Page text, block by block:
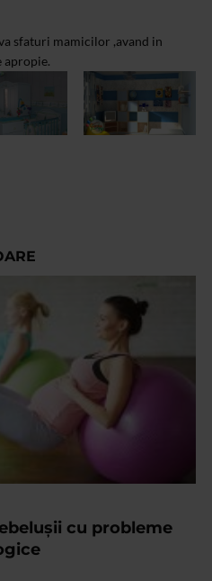
sfaturi mamicilor ,avand in
apropie.
cu probleme